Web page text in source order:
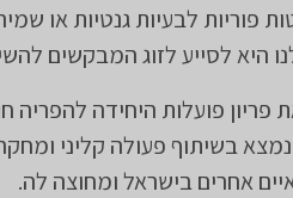
פוריות לבעיות גנטיות או
היא לסייע לזוג המבקשים
בשיתוף פעולה קליני
אחרים בישראל ומחוצה לה.